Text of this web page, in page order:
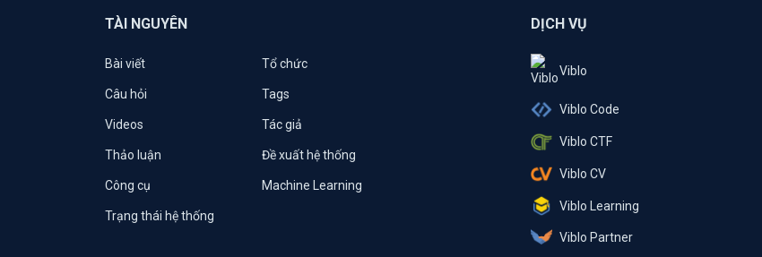
TÀI NGUYÊN
Bài viết Tổ chức
Câu hỏi Tags
Videos Tác giả
Thảo luận Đề xuất hệ thống
Công cụ Machine Learning
Trạng thái hệ thống
DỊCH VỤ
Viblo
Viblo Code
Viblo CTF
Viblo CV
Viblo Learning
Viblo Partner